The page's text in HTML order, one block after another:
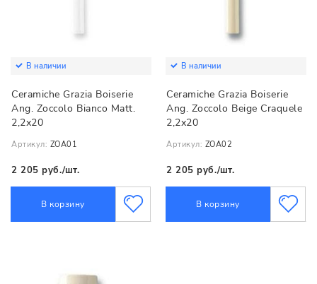
В наличии
Ceramiche Grazia Boiserie
Ang. Zoccolo Bianco Matt.
2,2х20
Артикул: ZOA01
2 205 руб./шт.
В корзину
В наличии
Ceramiche Grazia Boiserie
Ang. Zoccolo Beige Craquele
2,2х20
Артикул: ZOA02
2 205 руб./шт.
В корзину